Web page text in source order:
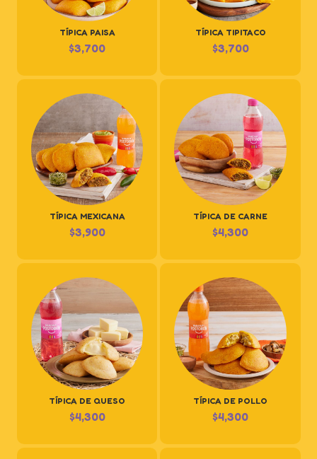
TÍPICA PAISA
$3,700
TÍPICA TIPITACO
$3,700
TÍPICA MEXICANA
$3,900
TÍPICA DE CARNE
$4,300
TÍPICA DE QUESO
$4,300
TÍPICA DE POLLO
$4,300